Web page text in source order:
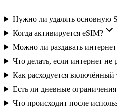
Нужно ли удалять основную
Когда активируется eSIM?
Можно ли раздавать
Что делать, если интернет не
Как расходуется включённый
Есть ли дневные
Что происходит после